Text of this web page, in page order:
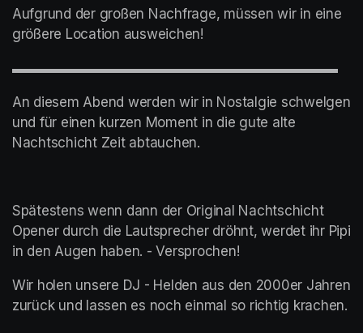
Aufgrund der großen Nachfrage, müssen wir in eine
größere Location ausweichen!
▬▬▬▬▬▬▬▬▬▬▬▬▬▬▬▬▬▬▬▬▬▬▬▬
An diesem Abend werden wir in Nostalgie schwelgen
und für einen kurzen Moment in die gute alte
Nachtschicht Zeit abtauchen.
Spätestens wenn dann der Original Nachtschicht
Opener durch die Lautsprecher dröhnt, werdet ihr Pipi
in den Augen haben. - Versprochen!
Wir holen unsere DJ - Helden aus den 2000er Jahren
zurück und lassen es noch einmal so richtig krachen.